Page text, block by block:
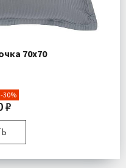
70х70
-30%
₽
70х70 см